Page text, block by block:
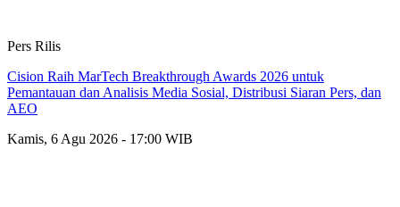
Pers Rilis
Cision Raih MarTech Breakthrough Awards 2026 untuk
Pemantauan dan Analisis Media Sosial, Distribusi Siaran Pers, dan
AEO
Kamis, 6 Agu 2026 - 17:00 WIB